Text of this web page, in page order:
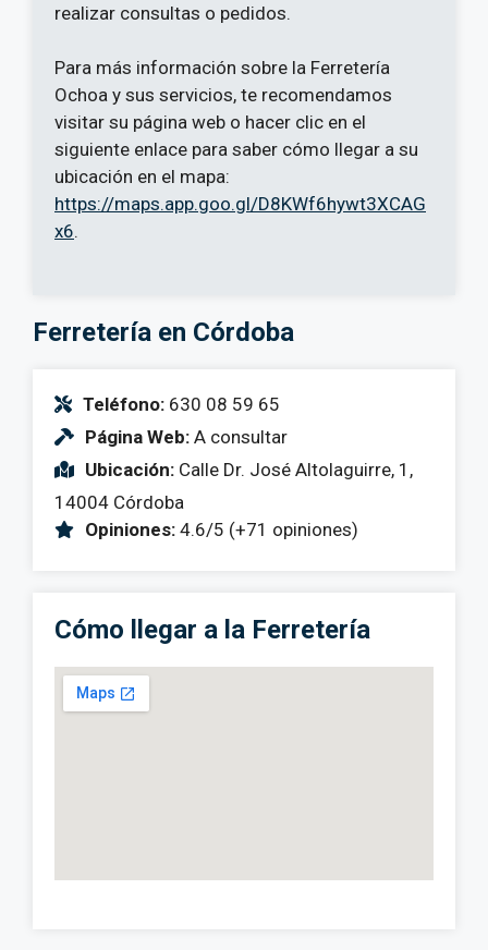
realizar consultas o pedidos.
Para más información sobre la Ferretería
Ochoa y sus servicios, te recomendamos
visitar su página web o hacer clic en el
siguiente enlace para saber cómo llegar a su
ubicación en el mapa:
https://maps.app.goo.gl/D8KWf6hywt3XCAG
x6.
Ferretería en Córdoba
Teléfono: 630 08 59 65
Página Web: A consultar
Ubicación: Calle Dr. José Altolaguirre, 1,
14004 Córdoba
Opiniones: 4.6/5 (+71 opiniones)
Cómo llegar a la Ferretería